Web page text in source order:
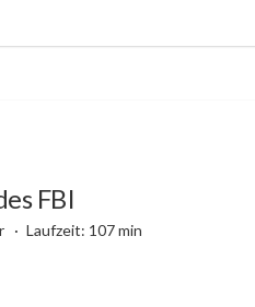
FBI
Laufzeit: 107 min